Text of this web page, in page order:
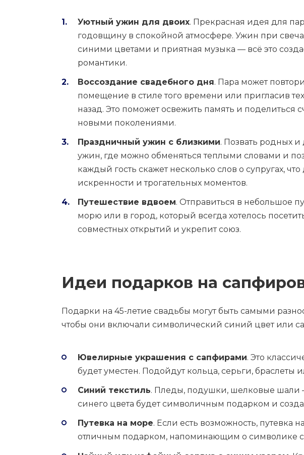
Уютный ужин для двоих. Прекрасная идея для
годовщину в спокойной атмосфере. Ужин при
синими цветами и приятная музыка — всё это
романтики.
Воссоздание свадебного дня. Пара может
помещение в стиле того времени или пригласив
назад. Это поможет освежить память и поделиться
новыми поколениями.
Праздничный ужин с близкими. Позвать родных
ужин, где можно обменяться теплыми словами и
каждый гость скажет несколько слов о супругах,
искренности и трогательных моментов.
Путешествие вдвоем. Отправиться в небольшое
морю или в город, который всегда хотелось
совместных открытий и укрепит союз.
Идеи подарков на
Подарки на 45-летие свадьбы могут быть самыми
чтобы они включали символический синий цвет или
Ювелирные украшения с сапфирами. Это
будет уместен. Подойдут кольца, серьги, браслеты
Синий текстиль. Пледы, подушки, шелковые шали
синего цвета будет символичным подарком и
Путевка на море. Если есть возможность, путевка
отличным подарком, напоминающим о символике